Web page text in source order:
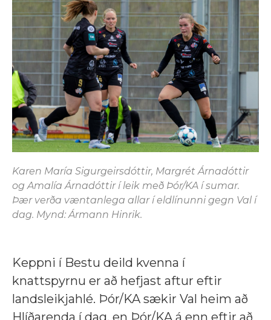
Karen María Sigurgeirsdóttir, Margrét Árnadóttir
og Amalía Árnadóttir í leik með Þór/KA í sumar.
Þær verða væntanlega allar í eldlínunni gegn Val í
dag. Mynd: Ármann Hinrik.
Keppni í Bestu deild kvenna í
knattspyrnu er að hefjast aftur eftir
landsleikjahlé. Þór/KA sækir Val heim að